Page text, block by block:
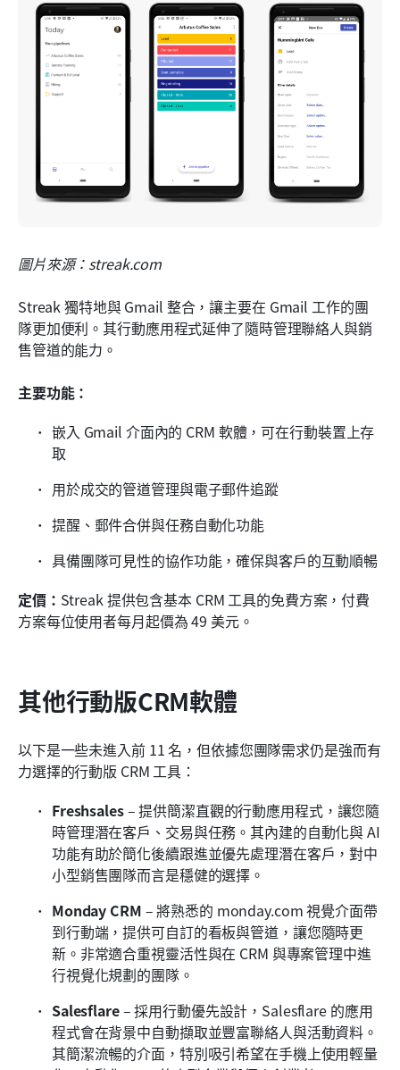
圖片來源：streak.com
Streak 獨特地與 Gmail 整合，讓主要在 Gmail 工作的團
隊更加便利。其行動應用程式延伸了隨時管理聯絡人與銷
售管道的能力。
主要功能：
嵌入 Gmail 介面內的 CRM 軟體，可在行動裝置上存
取
用於成交的管道管理與電子郵件追蹤
提醒、郵件合併與任務自動化功能
具備團隊可見性的協作功能，確保與客戶的互動順暢
定價： Streak 提供包含基本 CRM 工具的免費方案，付費
方案每位使用者每月起價為 49 美元。
其他行動版CRM軟體
以下是一些未進入前 11 名，但依據您團隊需求仍是強而有
力選擇的行動版 CRM 工具：
Freshsales – 提供簡潔直觀的行動應用程式，讓您隨
時管理潛在客戶、交易與任務。其內建的自動化與 AI
功能有助於簡化後續跟進並優先處理潛在客戶，對中
小型銷售團隊而言是穩健的選擇。
Monday CRM – 將熟悉的 monday.com 視覺介面帶
到行動端，提供可自訂的看板與管道，讓您隨時更
新。非常適合重視靈活性與在 CRM 與專案管理中進
行視覺化規劃的團隊。
Salesflare – 採用行動優先設計，Salesflare 的應用
程式會在背景中自動擷取並豐富聯絡人與活動資料。
其簡潔流暢的介面，特別吸引希望在手機上使用輕量